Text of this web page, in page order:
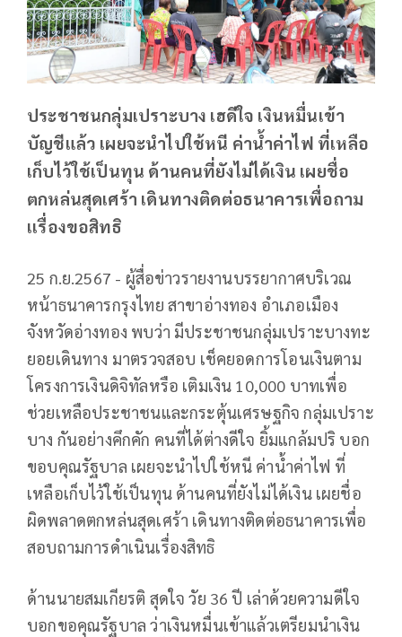
ประชาชนกลุ่มเปราะบาง เฮดีใจ เงินหมื่นเข้า
บัญชีแล้ว เผยจะนำไปใช้หนี ค่าน้ำค่าไฟ ที่เหลือ
เก็บไว้ใช้เป็นทุน ด้านคนที่ยังไม่ได้เงิน เผยชื่อ
ตกหล่นสุดเศร้า เดินทางติดต่อธนาคารเพื่อถาม
เเรื่องขอสิทธิ
25 ก.ย.2567 - ผู้สื่อข่าวรายงานบรรยากาศบริเวณ
หน้าธนาคารกรุงไทย สาขาอ่างทอง อำเภอเมือง
จังหวัดอ่างทอง พบว่า มีประชาชนกลุ่มเปราะบางทะ
ยอยเดินทาง มาตรวจสอบ เช็คยอดการโอนเงินตาม
โครงการเงินดิจิทัลหรือ เติมเงิน 10,000 บาทเพื่อ
ช่วยเหลือประชาชนและกระตุ้นเศรษฐกิจ กลุ่มเปราะ
บาง กันอย่างคึกคัก คนที่ได้ต่างดีใจ ยิ้มแกล้มปริ บอก
ขอบคุณรัฐบาล เผยจะนำไปใช้หนี ค่าน้ำค่าไฟ ที่
เหลือเก็บไว้ใช้เป็นทุน ด้านคนที่ยังไม่ได้เงิน เผยชื่อ
ผิดพลาดตกหล่นสุดเศร้า เดินทางติดต่อธนาคารเพื่อ
สอบถามการดำเนินเรื่องสิทธิ
ด้านนายสมเกียรติ สุดใจ วัย 36 ปี เล่าด้วยความดีใจ
บอกขอคุณรัฐบาล ว่าเงินหมื่นเข้าแล้วเตรียมนำเงิน